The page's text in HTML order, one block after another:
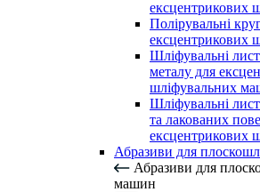
ексцентрикових
Полірувальні
ексцентрикових
Шліфувальні
металу для
шліфувальних
Шліфувальні
та лакованих
ексцентрикових
Абразиви для
Абразиви для
машин